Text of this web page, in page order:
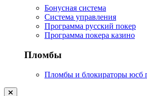
Бонусная система
Система управления
Программа русский покер
Программа покера казино
Пломбы
Пломбы и блокираторы юсб